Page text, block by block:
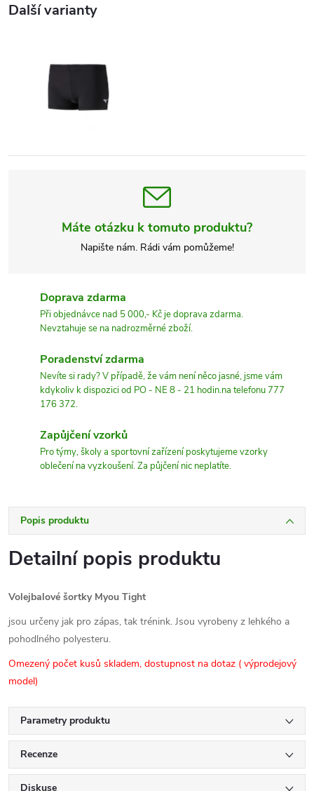
Další varianty
Máte otázku k tomuto produktu?
Napište nám. Rádi vám pomůžeme!
Doprava zdarma
Při objednávce nad 5 000,- Kč je doprava zdarma.
Nevztahuje se na nadrozměrné zboží.
Poradenství zdarma
Nevíte si rady? V případě, že vám není něco jasné, jsme vám
kdykoliv k dispozici od PO - NE 8 - 21 hodin.na telefonu 777
176 372.
Zapůjčení vzorků
Pro týmy, školy a sportovní zařízení poskytujeme vzorky
oblečení na vyzkoušení. Za půjčení nic neplatíte.
Popis produktu
Detailní popis produktu
Volejbalové šortky Myou Tight
jsou určeny jak pro zápas, tak trénink. Jsou vyrobeny z lehkého a
pohodlného polyesteru.
Omezený počet kusů skladem, dostupnost na dotaz ( výprodejový
model)
Parametry produktu
Recenze
Diskuse